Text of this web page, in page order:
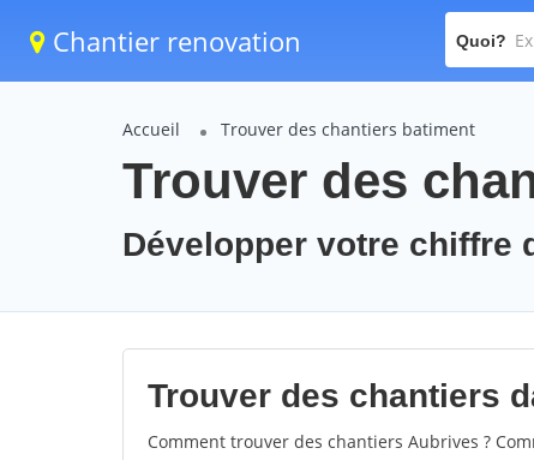
Chantier renovation Quoi?
Accueil Trouver des chantiers batiment
Trouver des
Développer votre chiffre
Trouver des chantiers
Comment trouver des chantiers Aubrives ?